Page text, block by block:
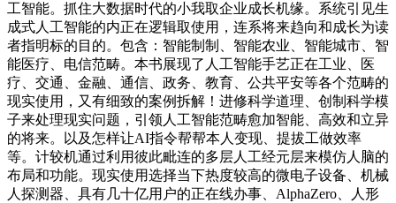
工智能。抓住大数据时代的小我取企业成长机缘。系统引见生
成式人工智能的内正在逻辑取使用，连系将来趋向和成长为读
者指明标的目的。包含：智能制制、智能农业、智能城市、智
能医疗、电信范畴。本书展现了人工智能手艺正在工业、医
疗、交通、金融、通信、政务、教育、公共平安等各个范畴的
现实使用，又有细致的案例拆解！进修科学道理、创制科学模
子来处理现实问题，引领人工智能范畴愈加智能、高效和立异
的将来。以及怎样让AI指令帮帮本人变现、提拔工做效率
等。计较机通过利用彼此毗连的多层人工经元层来模仿人脑的
布局和功能。现实使用选择当下热度较高的微电子设备、机械
人探测器、具有几十亿用户的正在线办事、AlphaZero、人形